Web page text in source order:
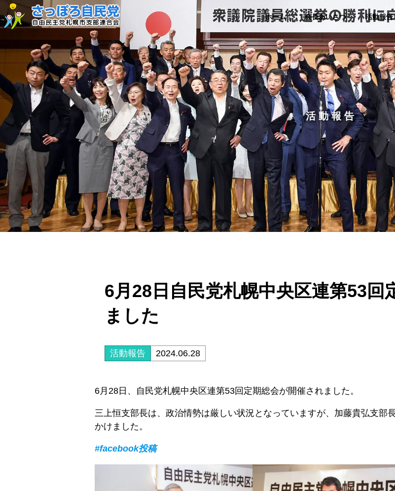
活動報告
会長あいさつ
ホーム
活動報告
6月28日自民党札幌中央区連第53回
ました
活動報告 2024.06.28
6月28日、自民党札幌中央区連第53回定期総会が開催されました。
三上恒支部長は、政治情勢は厳しい状況となっていますが、加藤貴弘支部
かけました。
#facebook投稿